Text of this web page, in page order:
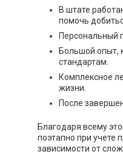
В штате
помочь
Персональный
Большой опыт,
стандартам.
Комплексное
жизни.
После
Благодаря всему
поэтапно при учете
зависимости от